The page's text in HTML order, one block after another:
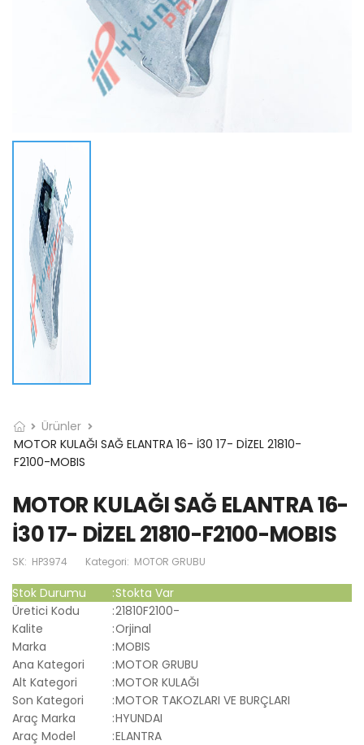
Ürünler
MOTOR KULAĞI SAĞ ELANTRA 16- İ30 17- DİZEL 21810-
F2100-MOBIS
MOTOR KULAĞI SAĞ ELANTRA 16-
İ30 17- DİZEL 21810-F2100-MOBIS
SK: HP3974 Kategori: MOTOR GRUBU
Stok Durumu :Stokta Var
Üretici Kodu
:21810F2100-
Kalite
:Orjinal
Marka
:MOBIS
Ana Kategori
:MOTOR GRUBU
Alt Kategori
:MOTOR KULAĞI
Son Kategori
:MOTOR TAKOZLARI VE BURÇLARI
Araç Marka
:HYUNDAI
Araç Model
:ELANTRA